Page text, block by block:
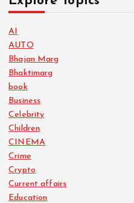
AI
AUTO
Bhajan Marg
Bhaktimarg
book
Business
Celebrity
Children
CINEMA
Crime
Crypto
Current affairs
Education